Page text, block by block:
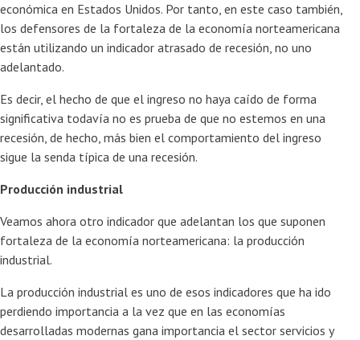
económica en Estados Unidos. Por tanto, en este caso también,
los defensores de la fortaleza de la economía norteamericana
están utilizando un indicador atrasado de recesión, no uno
adelantado.
Es decir, el hecho de que el ingreso no haya caído de forma
significativa todavía no es prueba de que no estemos en una
recesión, de hecho, más bien el comportamiento del ingreso
sigue la senda típica de una recesión.
Producción industrial
Veamos ahora otro indicador que adelantan los que suponen
fortaleza de la economía norteamericana: la producción
industrial.
La producción industrial es uno de esos indicadores que ha ido
perdiendo importancia a la vez que en las economías
desarrolladas modernas gana importancia el sector servicios y